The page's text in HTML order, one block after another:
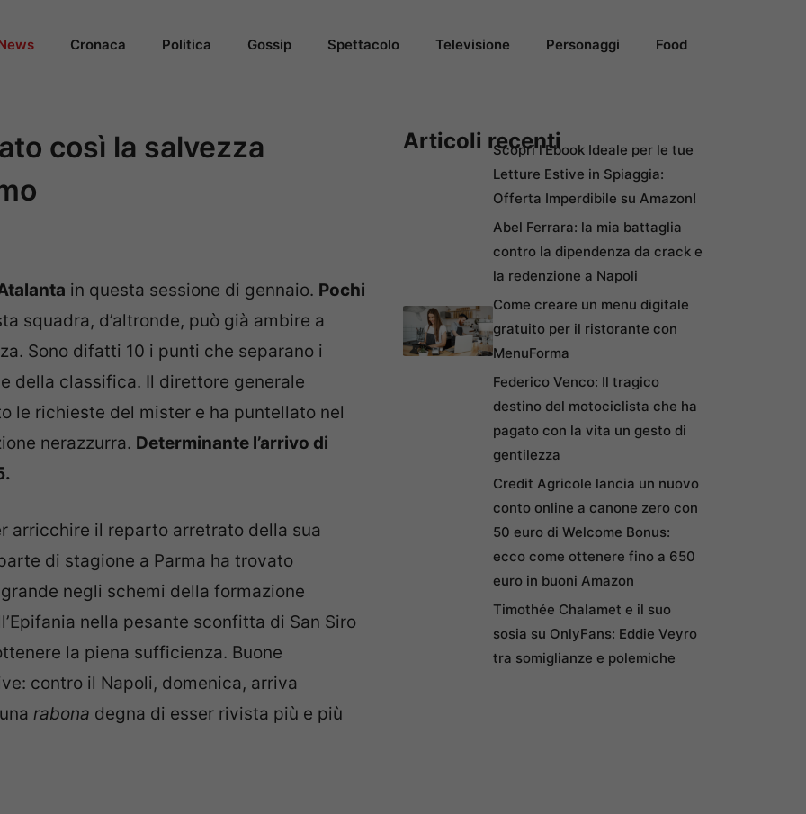
Cronaca Politica Gossip Spettacolo Televisione Personaggi Food
così la salvezza
in questa sessione di gennaio. Pochi
squadra, d’altronde, può già ambire a
Sono difatti 10 i punti che separano i
della classifica. Il direttore generale
le richieste del mister e ha puntellato nel
nerazzurra. Determinante l’arrivo di
arricchire il reparto arretrato della sua
di stagione a Parma ha trovato
negli schemi della formazione
nella pesante sconfitta di San Siro
la piena sufficienza. Buone
contro il Napoli, domenica, arriva
rabona degna di esser rivista più e più
Articoli recentiScopri l’Ebook Ideale per le tue
Letture Estive in Spiaggia:
Offerta Imperdibile su Amazon!
Abel Ferrara: la mia battaglia
contro la dipendenza da crack e
la redenzione a Napoli
Come creare un menu digitale
gratuito per il ristorante con
MenuForma
Federico Venco: Il tragico
destino del motociclista che ha
pagato con la vita un gesto di
gentilezza
Credit Agricole lancia un nuovo
conto online a canone zero con
50 euro di Welcome Bonus:
ecco come ottenere fino a 650
euro in buoni Amazon
Timothée Chalamet e il suo
sosia su OnlyFans: Eddie Veyro
tra somiglianze e polemiche